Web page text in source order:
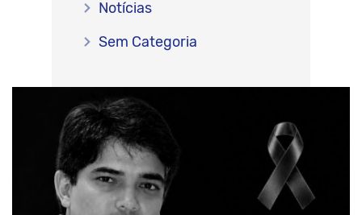
Notícias
Sem Categoria